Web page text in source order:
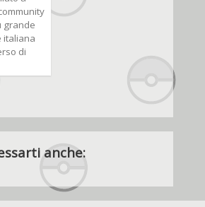
grande
italiana
di
anche: